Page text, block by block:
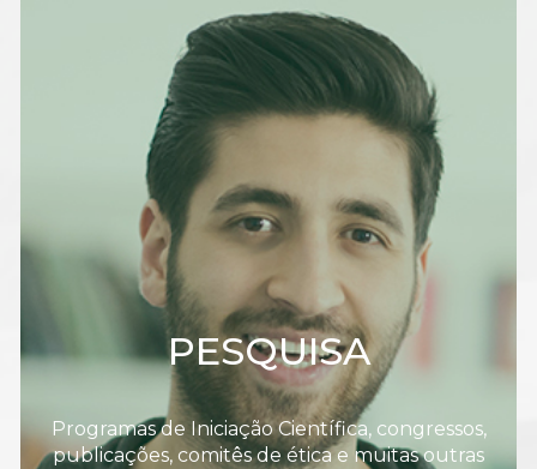
PESQUISA
Programas de Iniciação Científica, congressos,
publicações, comitês de ética e muitas outras